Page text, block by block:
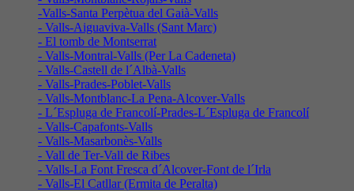
-Valls-Santa Perpètua del Gaià-Valls
- Valls-Aiguaviva-Valls (Sant Marc)
- El tomb de Montserrat
- Valls-Montral-Valls (Per La Cadeneta)
- Valls-Castell de l´Albà-Valls
- Valls-Prades-Poblet-Valls
- Valls-Montblanc-La Pena-Alcover-Valls
- L´Espluga de Francolí-Prades-L´Espluga de Francolí
- Valls-Capafonts-Valls
- Valls-Masarbonès-Valls
- Vall de Ter-Vall de Ribes
- Valls-La Font Fresca d´Alcover-Font de l´Irla
- Valls-El Catllar (Ermita de Peralta)